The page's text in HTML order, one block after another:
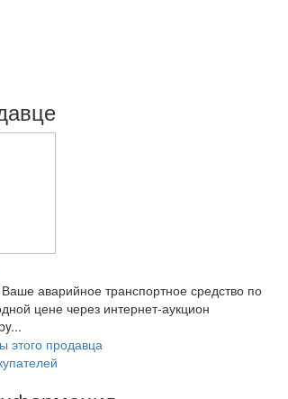
аварийное транспортное средство по
цене через интернет-аукцион
этого продавца